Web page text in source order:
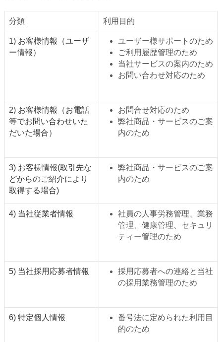
分類 利用目的
1) お客様情報（ユーザ
ー情報）
ユーザー様サポートのため
ご利用履歴管理のため
当社サービスの案内のため
お問い合わせ対応のため
2) お客様情報（お電話
等でお問い合わせいた
だいた場合）
お問合せ対応のため
弊社商品・サービスのご案
内のため
3) お客様情報(取引先な
どからのご紹介により
取得する場合)
弊社商品・サービスのご案
内のため
4) 当社従業者情報
社員の人事労務管理、業務
管理、健康管理、セキュリ
ティー管理のため
5) 当社採用応募者情報
採用応募者への連絡と当社
の採用業務管理のため
6) 特定個人情報
番号法に定められた利用目
的のため